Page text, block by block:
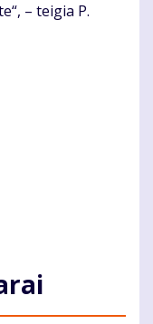
– teigia P.